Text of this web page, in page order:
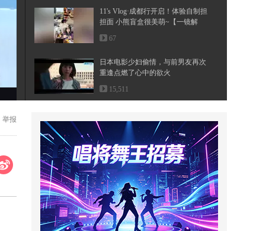
11's Vlog·成都行开启！体验自制担
担面 小熊盲盒很美萌~【一镜解
锁...
67
日本电影少妇偷情，与前男友再次
重逢点燃了心中的欲火
15,511
磊拍一场哭一场笑 丞磊片场原来
是...
54,743
大学四年被“虐得很惨”，身边尽是
够不到的天才
6,063
今天挑战小朋友版本的男生女生向
前冲，实在是太难啦！@搜狐体育
举报